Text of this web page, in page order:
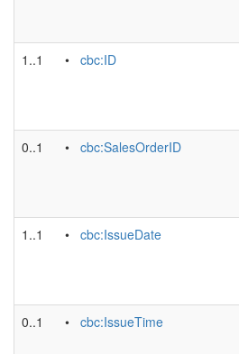
1..1 • cbc:ID
0..1 • cbc:SalesOrderID
1..1 • cbc:IssueDate
0..1 • cbc:IssueTime